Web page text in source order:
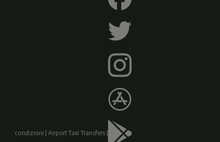
condizioni | Airport Taxi Transfers |